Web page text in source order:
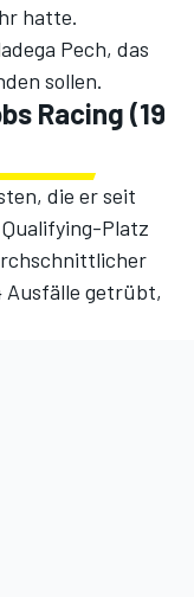
hatte.
Pech, das
sollen.
Racing (19
die er seit
Platz
Ausfälle getrübt,